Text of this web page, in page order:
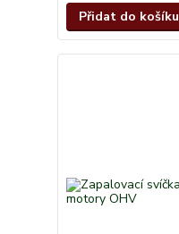
Přidat do košíku